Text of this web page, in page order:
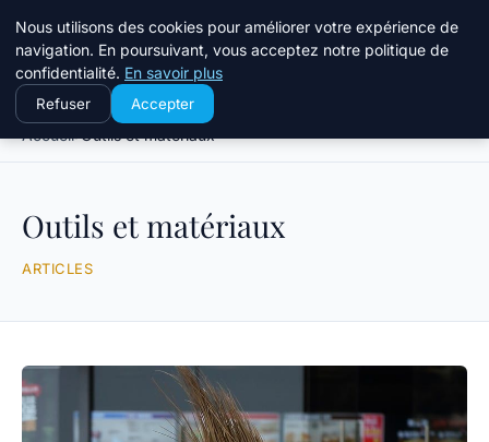
Le Temps Des Travaux
Accueil Outils et matériaux
Outils et matériaux
ARTICLES
Nous utilisons des cookies pour améliorer votre expérience de
navigation. En poursuivant, vous acceptez notre politique de
confidentialité. En savoir plus
Refuser Accepter